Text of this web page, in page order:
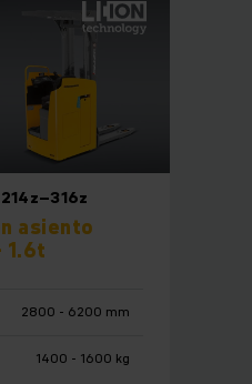
asiento
1.6t
2800 - 6200 mm
1400 - 1600 kg